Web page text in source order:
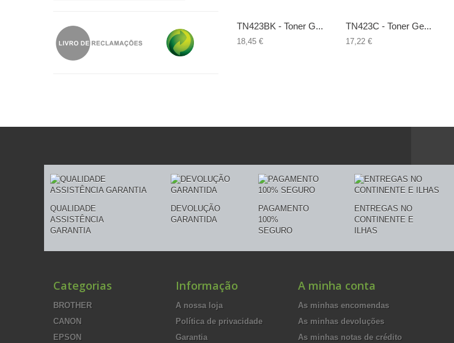
TN423BK - Toner G...
18,45 €
TN423C - Toner Ge...
17,22 €
QUALIDADE
ASSISTÊNCIA
GARANTIA
DEVOLUÇÃO
GARANTIDA
PAGAMENTO
100%
SEGURO
ENTREGAS NO
CONTINENTE E
ILHAS
Categorias
BROTHER
CANON
EPSON
Informação
A nossa loja
Política de privacidade
Garantia
A minha conta
As minhas encomendas
As minhas devoluções
As minhas notas de crédito